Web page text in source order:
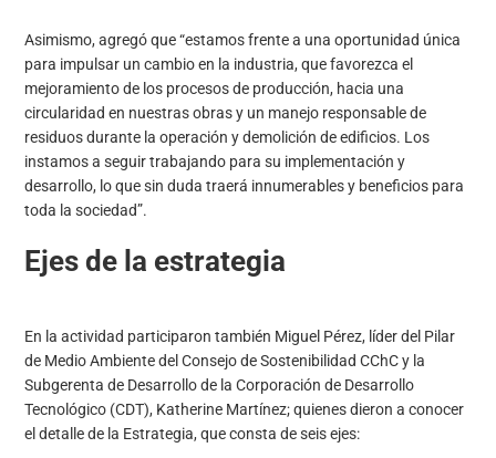
Asimismo, agregó que “estamos frente a una oportunidad única
para impulsar un cambio en la industria, que favorezca el
mejoramiento de los procesos de producción, hacia una
circularidad en nuestras obras y un manejo responsable de
residuos durante la operación y demolición de edificios. Los
instamos a seguir trabajando para su implementación y
desarrollo, lo que sin duda traerá innumerables y beneficios para
toda la sociedad”.
Ejes de la estrategia
En la actividad participaron también Miguel Pérez, líder del Pilar
de Medio Ambiente del Consejo de Sostenibilidad CChC y la
Subgerenta de Desarrollo de la Corporación de Desarrollo
Tecnológico (CDT), Katherine Martínez; quienes dieron a conocer
el detalle de la Estrategia, que consta de seis ejes: